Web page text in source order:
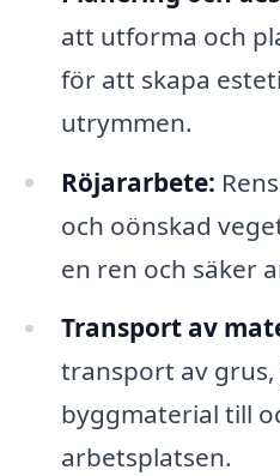
att utforma och
för att skapa
utrymmen.
Röjararbete:
och oönskad
en ren och säker
Transport av
transport av
byggmaterial till
arbetsplatsen.